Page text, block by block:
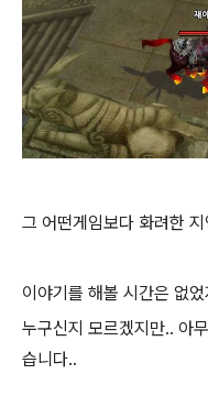
그 어떤게임보다 화려한
이야기를 해볼 시간은 없
누구신지 모르겠지만.. 아
습니다..